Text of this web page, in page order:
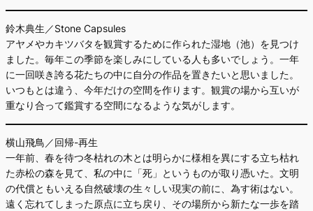
鈴木典生／Stone Capsules
アヤメやカキツバタを観賞するために作られた湿地（池）を見つけ
ました。毎年この季節を楽しみにしている人も多いでしょう。一年
に一回咲き誇る花たちの中に自分の作品を置きたいと思いました。
いつもとは違う、今年だけの空間を作ります。観賞の場から互いが
重なり合って鑑賞する空間になるような気がします。
横山飛鳥／回帰-再生
一年前、春を待つ冬枯れの木とは明らかに様相を異にする立ち枯れ
た赤松の森を見て、私の中に「死」というものが取り憑いた。文明
の代償ともいえる自然破壊の生々しい現実の前に、為す術はない。
遠く忘れてしまった原点に立ち戻り、その場所から新たな一歩を踏